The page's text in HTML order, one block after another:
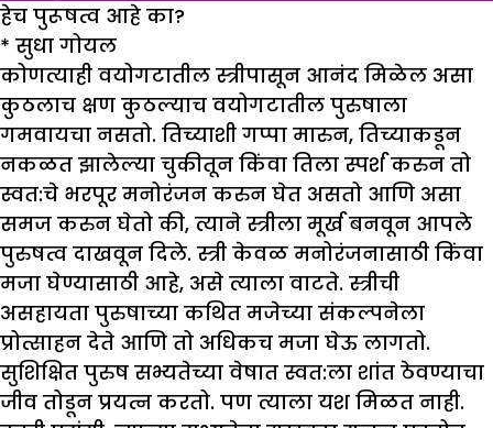
हेच पुरूषत्व आहे का?
* सुधा गोयल
कोणत्याही वयोगटातील स्त्रीपासून आनंद मिळेल असा
कुठलाच क्षण कुठल्याच वयोगटातील पुरुषाला
गमवायचा नसतो. तिच्याशी गप्पा मारुन, तिच्याकडून
नकळत झालेल्या चुकीतून किंवा तिला स्पर्श करुन तो
स्वत:चे भरपूर मनोरंजन करुन घेत असतो आणि असा
समज करुन घेतो की, त्याने स्त्रीला मूर्ख बनवून आपले
पुरुषत्व दाखवून दिले. स्त्री केवळ मनोरंजनासाठी किंवा
मजा घेण्यासाठी आहे, असे त्याला वाटते. स्त्रीची
असहायता पुरुषाच्या कथित मजेच्या संकल्पनेला
प्रोत्साहन देते आणि तो अधिकच मजा घेऊ लागतो.
सुशिक्षित पुरुष सभ्यतेच्या वेषात स्वत:ला शांत ठेवण्याचा
जीव तोडून प्रयत्न करतो. पण त्याला यश मिळत नाही.